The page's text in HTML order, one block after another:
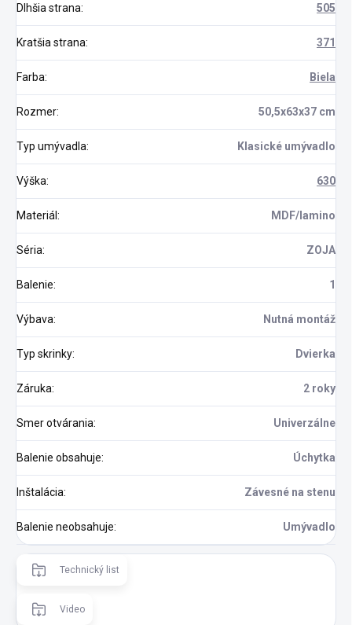
Dlhšia strana: 505
Kratšia strana: 371
Farba: Biela
Rozmer: 50,5x63x37 cm
Typ umývadla: Klasické umývadlo
Výška: 630
Materiál : MDF/lamino
Séria: ZOJA
Balenie: 1
Výbava: Nutná montáž
Typ skrinky: Dvierka
Záruka: 2 roky
Smer otvárania: Univerzálne
Balenie obsahuje: Úchytka
Inštalácia: Závesné na stenu
Balenie neobsahuje: Umývadlo
Technický list
Video